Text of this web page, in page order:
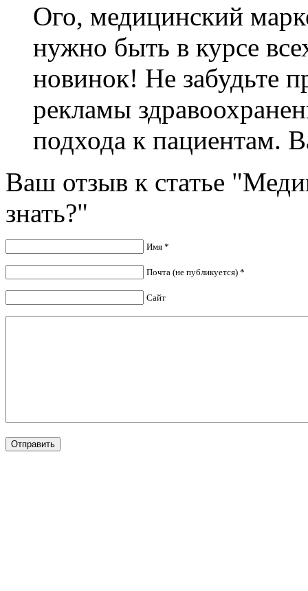
Ого, медицинский
нужно быть в курсе
новинок! Не забудьте
рекламы
подхода к пациентам.
Ваш отзыв к статье
знать?"
Имя *
Почта (не публикуется) *
Сайт